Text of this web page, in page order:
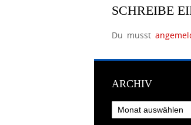
SCHREIBE
Du musst
ARCHIV
Archiv